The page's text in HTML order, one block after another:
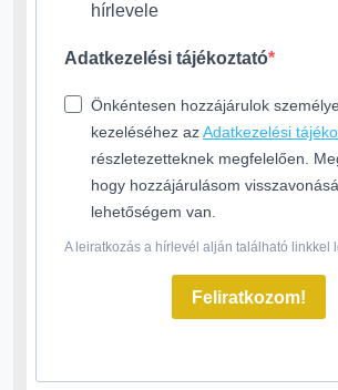
hírlevele
Adatkezelési tájékoztató
Önkéntesen hozzájárulok
kezeléséhez azAdatkezelési
részletezetteknek megfelelően.
hogy hozzájárulásom
lehetőségem van.
A leiratkozás a hírlevél alján található linkkel
Feliratkozom!